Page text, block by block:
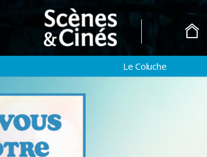
Scènes
Cinés
Le Coluche